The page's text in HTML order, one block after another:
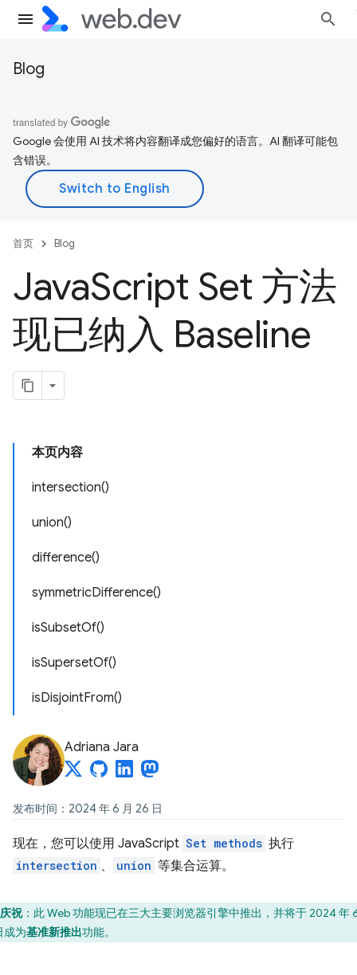
Blog
Google 会使用 AI 技术将内容翻译成您偏好的语言。AI 翻译可能包
含错误。
首页 Blog
JavaScript Set 方法
现已纳入 Baseline
本页内容
intersection()
union()
difference()
symmetricDifference()
isSubsetOf()
isSupersetOf()
isDisjointFrom()
Adriana Jara
发布时间：2024 年 6 月 26 日
现在，您可以使用 JavaScript Set methods 执行
intersection 、 union 等集合运算。
庆祝：此 Web 功能现已在三大主要浏览器引擎中推出，并将于 2024 年
成为基准新推出功能。